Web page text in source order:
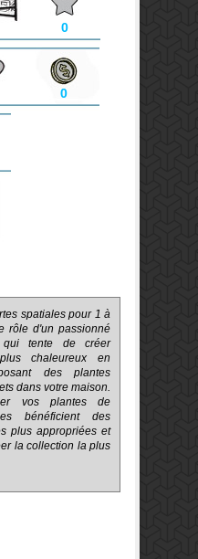
0
0
spatiales pour 1 à
rôle d'un passionné
qui tente de créer
chaleureux en
des plantes
dans votre maison.
vos plantes de
bénéficient des
plus appropriées et
la collection la plus